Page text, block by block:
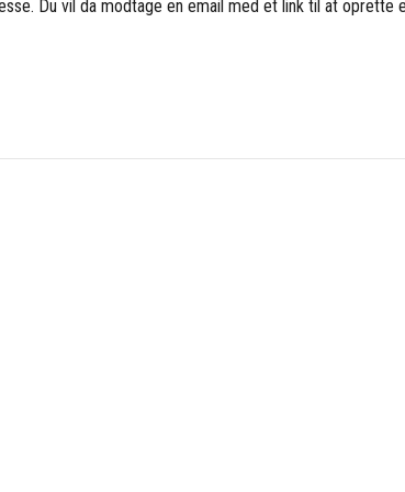
Du vil da modtage en email med et link til at oprette